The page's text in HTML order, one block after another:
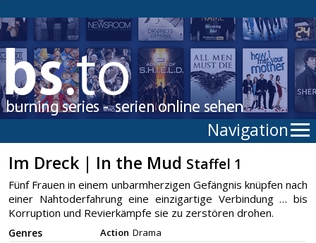
Navigation
Im Dreck | In the Mud Staffel 1
Fünf Frauen in einem unbarmherzigen Gefängnis knüpfen nach
einer Nahtoderfahrung eine einzigartige Verbindung … bis
Korruption und Revierkämpfe sie zu zerstören drohen.
Genres Action Drama